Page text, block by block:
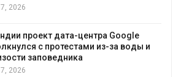
2026
проект дата-центра Google
с протестами из-за воды и
заповедника
2026